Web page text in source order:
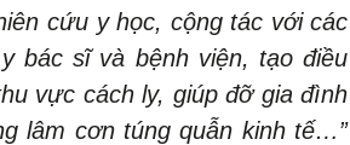
cứu y học, cộng tác với các
bác sĩ và bệnh viện, tạo điều
vực cách ly, giúp đỡ gia đình
lâm cơn túng quẫn kinh tế…”